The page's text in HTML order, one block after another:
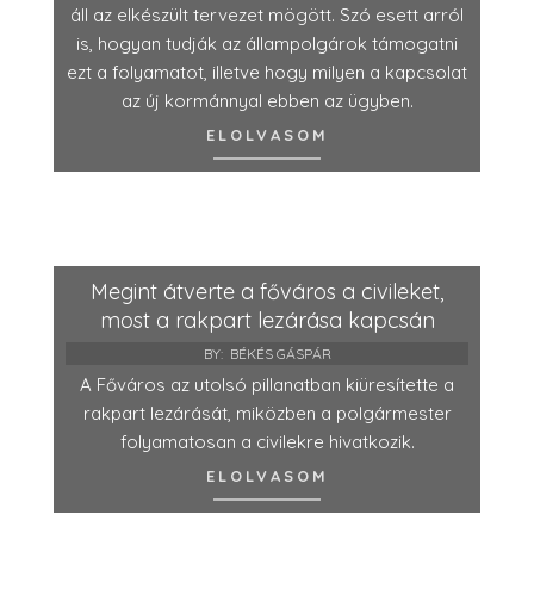
áll az elkészült tervezet mögött. Szó esett arról
is, hogyan tudják az állampolgárok támogatni
ezt a folyamatot, illetve hogy milyen a kapcsolat
az új kormánnyal ebben az ügyben.
ELOLVASOM
Megint átverte a főváros a civileket,
most a rakpart lezárása kapcsán
BY: BÉKÉS GÁSPÁR
A Főváros az utolsó pillanatban kiüresítette a
rakpart lezárását, miközben a polgármester
folyamatosan a civilekre hivatkozik.
ELOLVASOM